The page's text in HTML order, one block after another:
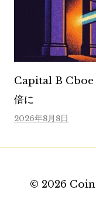
Capital B Cboe
倍に
2026年8月8日
© 2026